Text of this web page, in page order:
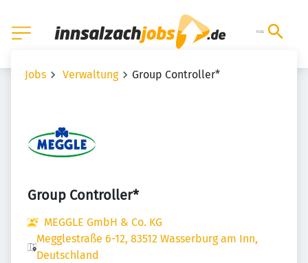
Jobs Verwaltung Group Controller*
Group Controller*
MEGGLE GmbH & Co. KG
Megglestraße 6-12, 83512 Wasserburg am Inn,
Deutschland